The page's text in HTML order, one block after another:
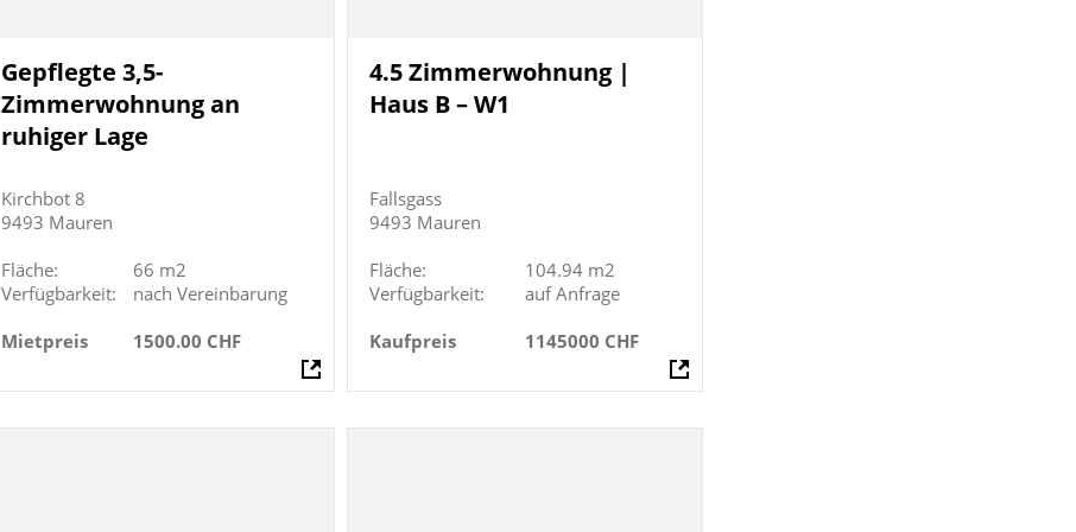
Gepflegte 3,5-
Zimmerwohnung an
ruhiger Lage
Kirchbot 8
9493 Mauren
Fläche:
66 m2
Verfügbarkeit:
nach Vereinbarung
Mietpreis
1500.00 CHF
4.5 Zimmerwohnung |
Haus B – W1
Fallsgass
9493 Mauren
Fläche:
104.94 m2
Verfügbarkeit:
auf Anfrage
Kaufpreis
1145000 CHF